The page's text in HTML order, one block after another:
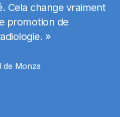
Cela change vraiment
promotion de
»
de Monza